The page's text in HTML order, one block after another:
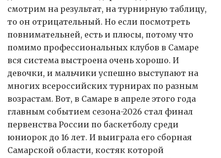
смотрим на результат, на турнирную таблицу,
то он отрицательный. Но если посмотреть
повнимательней, есть и плюсы, потому что
помимо профессиональных клубов в Самаре
вся система выстроена очень хорошо. И
девочки, и мальчики успешно выступают на
многих всероссийских турнирах по разным
возрастам. Вот, в Самаре в апреле этого года
главным событием сезона-2026 стал финал
первенства России по баскетболу среди
юниорок до 16 лет. И выиграла его сборная
Самарской области, костяк которой